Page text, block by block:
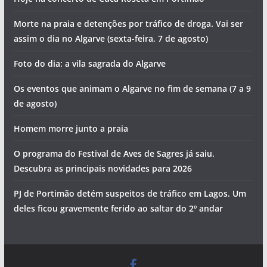
Morte na praia e detenções por tráfico de droga. Vai ser
assim o dia no Algarve (sexta-feira, 7 de agosto)
Foto do dia: a vila sagrada do Algarve
Os eventos que animam o Algarve no fim de semana (7 a 9
de agosto)
Homem morre junto a praia
O programa do Festival de Aves de Sagres já saiu.
Descubra as principais novidades para 2026
PJ de Portimão detém suspeitos de tráfico em Lagos. Um
deles ficou gravemente ferido ao saltar do 2º andar